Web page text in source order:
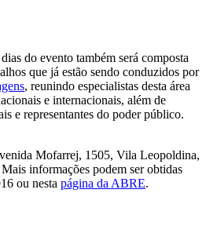
do evento também será composta
que já estão sendo conduzidos por
, reunindo especialistas desta área
e internacionais, além de
e representantes do poder público.
Mofarrej, 1505, Vila Leopoldina,
informações podem ser obtidas
ou nesta página da ABRE.